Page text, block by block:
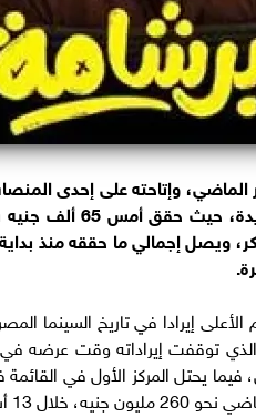
وإتاحته على إحدى
الأعلى إيرادا في تاريخ
بعد 10 أسابيع عرض، فيما يحتل المركز
13 أسبوع عرض.